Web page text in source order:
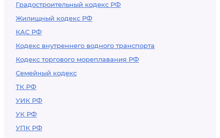
Градостроительный кодекс РФ
Жилищный кодекс РФ
КАС РФ
Кодекс внутреннего водного транспорта
Кодекс торгового мореплавания РФ
Семейный кодекс
ТК РФ
УИК РФ
УК РФ
УПК РФ